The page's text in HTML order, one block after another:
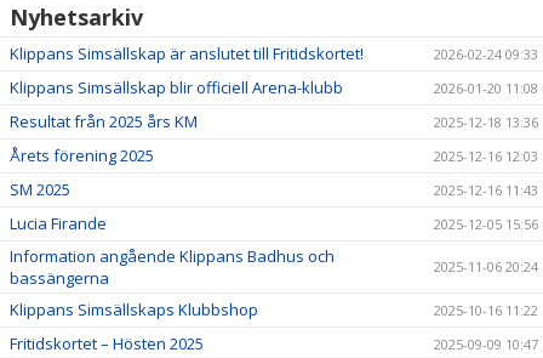
Nyhetsarkiv
Klippans Simsällskap är anslutet till Fritidskortet! 2026-02-24 09:33
Klippans Simsällskap blir officiell Arena-klubb 2026-01-20 11:08
Resultat från 2025 års KM 2025-12-18 13:36
Årets förening 2025 2025-12-16 12:03
SM 2025 2025-12-16 11:43
Lucia Firande 2025-12-05 15:56
Information angående Klippans Badhus och
bassängerna
2025-11-06 20:24
Klippans Simsällskaps Klubbshop 2025-10-16 11:22
Fritidskortet – Hösten 2025 2025-09-09 10:47